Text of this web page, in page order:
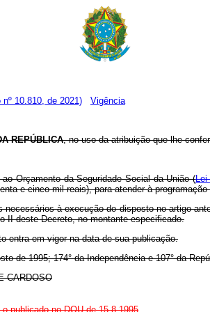
10.810, de 2021)
Vigência
REPÚBLICA, no uso da atribuição que lhe
Orçamento da Seguridade Social da União (Lei
e cinco mil reais), para atender à
necessários à execução do disposto no artigo
II deste Decreto, no montante especificado.
entra em vigor na data de sua publicação.
de 1995; 174° da Independência e 107° da
CARDOSO
publicado no DOU de 15.8.1995